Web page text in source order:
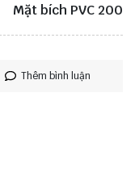
Mặt bích PVC 200
Thêm bình luận